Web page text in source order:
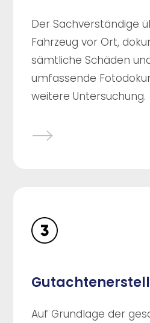
Der Sachverständige
Fahrzeug vor Ort,
sämtliche Schäden
umfassende
weitere Untersuchung.
Auf Grundlage der